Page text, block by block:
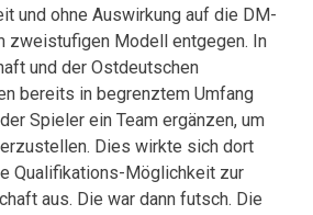
und ohne Auswirkung auf die DM-
zweistufigen Modell entgegen. In
und der Ostdeutschen
bereits in begrenztem Umfang
Spieler ein Team ergänzen, um
Dies wirkte sich dort
Qualifikations-Möglichkeit zur
aus. Die war dann futsch. Die